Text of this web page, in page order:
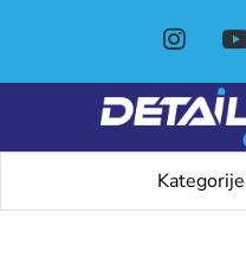
Kategorije